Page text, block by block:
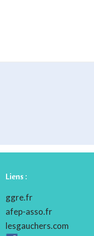
Liens :
ggre.fr
afep-asso.fr
lesgauchers.com